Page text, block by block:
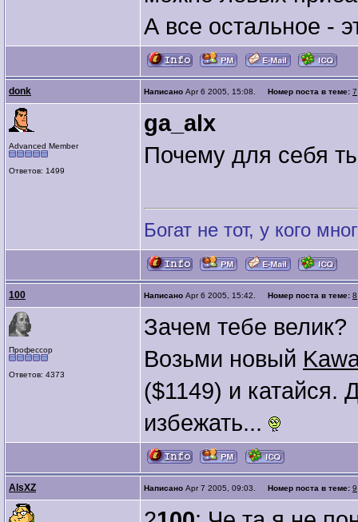
А все остальное -
donk Написано Apr 6 2005, 15:08. Номер поста в теме: 7
Advanced Member
Ответов: 1499
ga_alx
Почему для себя
Богат не тот, у кого
100 Написано Apr 6 2005, 15:42. Номер поста в теме: 8
Профессор
Ответов: 4373
Зачем тебе велик?
Возьми новый
($1149) и катайся.
избежать...
AlsXZ Написано Apr 7 2005, 09:03. Номер поста в теме: 9